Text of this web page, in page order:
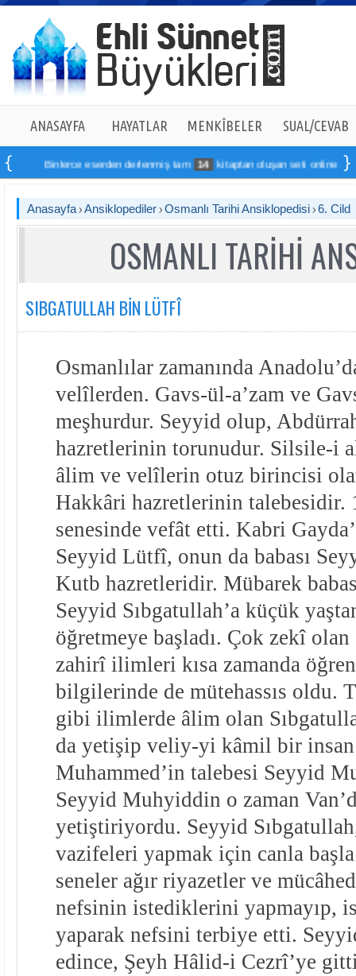
ANASAYFA HAYATLAR MENKÎBELER SUAL/CEVAB
Binlerce eserden derlenmiş tam 14 kitaptan oluşan seti online sipariş
Anasayfa Ansiklopediler Osmanlı Tarihi Ansiklopedisi 6. Cild
OSMANLI TARİHİ
SIBGATULLAH BİN LÜTFÎ
Osmanlılar zamanında
velîlerden. Gavs-ül-a’zam ve
meşhurdur. Seyyid olup,
hazretlerinin torunudur. Silsile-i
âlim ve velîlerin otuz birincisi
Hakkâri hazretlerinin talebesidir.
senesinde vefât etti. Kabri
Seyyid Lütfî, onun da babası
Kutb hazretleridir. Mübarek
Seyyid Sıbgatullah’a küçük
öğretmeye başladı. Çok zekî
zahirî ilimleri kısa zamanda
bilgilerinde de mütehassıs oldu.
gibi ilimlerde âlim olan
da yetişip veliy-yi kâmil bir
Muhammed’in talebesi Seyyid
Seyyid Muhyiddin o zaman
yetiştiriyordu. Seyyid
vazifeleri yapmak için canla başla
seneler ağır riyazetler ve
nefsinin istediklerini yapmayıp,
yaparak nefsini terbiye etti.
edince, Şeyh Hâlid-i Cezrî’ye